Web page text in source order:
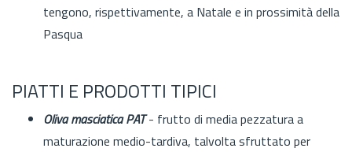
tengono, rispettivamente, a Natale e in prossimità della
Pasqua
PIATTI E PRODOTTI TIPICI
Oliva masciatica PAT- frutto di media pezzatura a
maturazione medio-tardiva, talvolta sfruttato per